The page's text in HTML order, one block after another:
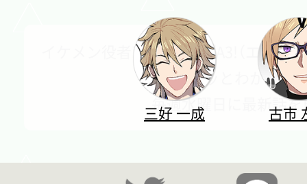
三好 一成 古市
イケメン役者育成ゲーム『A3!（エース
本がサクッとわかる解
毎週水曜日に最新話